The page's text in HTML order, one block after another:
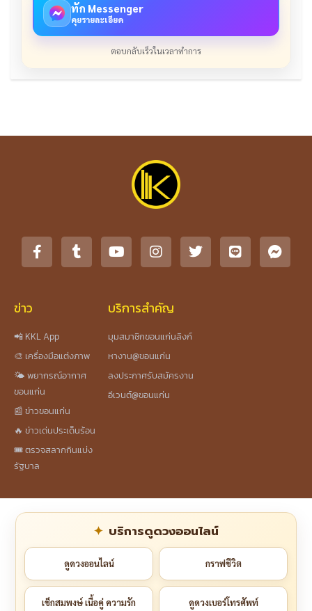
ทัก Messenger
คุยรายละเอียด
ตอบกลับเร็วในเวลาทำการ
ข่าว
📲 KKL App
🎨 เครื่องมือแต่งภาพ
🌤️ พยากรณ์อากาศ
ขอนแก่น
📰 ข่าวขอนแก่น
🔥 ข่าวเด่นประเด็นร้อน
🎟️ ตรวจสลากกินแบ่ง
รัฐบาล
บริการสำคัญ
มุมสมาชิกขอนแก่นลิงก์
หางาน@ขอนแก่น
ลงประกาศรับสมัครงาน
อีเวนต์@ขอนแก่น
บริการดูดวงออนไลน์
ดูดวงออนไลน์ กราฟชีวิต
เช็กสมพงษ์ เนื้อคู่ ความรัก ดูดวงเบอร์โทรศัพท์